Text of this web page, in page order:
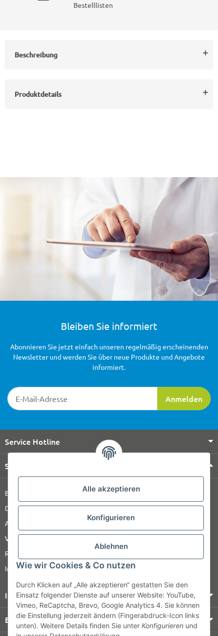
Alle akzeptieren
Konfigurieren
Ablehnen
Wie wir Cookies & Co nutzen
Durch Klicken auf „Alle akzeptieren“ gestatten Sie den
Einsatz folgender Dienste auf unserer Website: YouTube,
Vimeo, ReCaptcha, Brevo, Google Analytics 4. Sie können
die Einstellung jederzeit ändern (Fingerabdruck-Icon links
unten). Weitere Details finden Sie unter Konfigurieren und
Bestelllisten
Beschreibung
Produktdetails
Bleiben Sie informiert
Newsletter-Registrierung
Anmelden
Abonnieren Sie jetzt einfach unseren regelmäßig erscheinenden
Newsletter und werden Sie über neue Produkte und Angebote
informiert.
Service Hotline
Shop Service
Barrierefreiheitserklärung
Datenschutz
AGB
Versandinformationen
Retour
Impressum
Informationen
Bezahlung & Versand